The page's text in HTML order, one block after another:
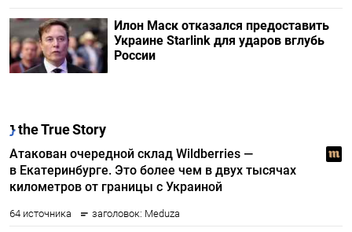
Илон Маск отказался предоставить
Украине Starlink для ударов вглубь
России